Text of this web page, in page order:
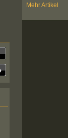
Mehr Artikel